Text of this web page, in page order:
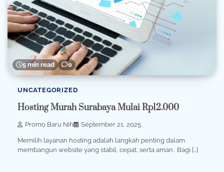
5 min read 0
UNCATEGORIZED
Hosting Murah Surabaya Mulai Rp12.000
Promo Baru Nih September 21, 2025
Memilih layanan hosting adalah langkah penting dalam
membangun website yang stabil, cepat, serta aman. Bagi […]